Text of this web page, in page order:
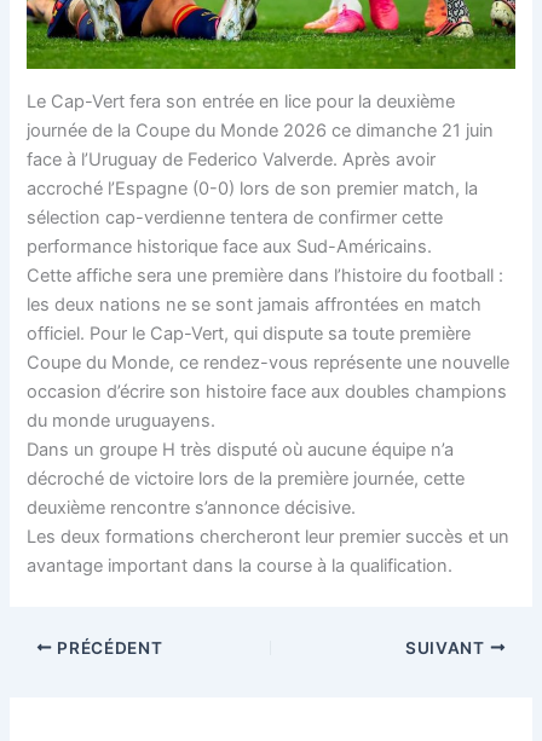
Le Cap-Vert fera son entrée en lice pour la deuxième
journée de la Coupe du Monde 2026 ce dimanche 21 juin
face à l’Uruguay de Federico Valverde. Après avoir
accroché l’Espagne (0-0) lors de son premier match, la
sélection cap-verdienne tentera de confirmer cette
performance historique face aux Sud-Américains.
Cette affiche sera une première dans l’histoire du football :
les deux nations ne se sont jamais affrontées en match
officiel. Pour le Cap-Vert, qui dispute sa toute première
Coupe du Monde, ce rendez-vous représente une nouvelle
occasion d’écrire son histoire face aux doubles champions
du monde uruguayens.
Dans un groupe H très disputé où aucune équipe n’a
décroché de victoire lors de la première journée, cette
deuxième rencontre s’annonce décisive.
Les deux formations chercheront leur premier succès et un
avantage important dans la course à la qualification.
PRÉCÉDENT SUIVANT